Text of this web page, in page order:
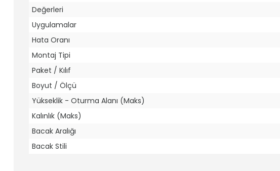
Değerleri
Uygulamalar
Hata Oranı
Montaj Tipi
Paket / Kılıf
Boyut / Ölçü
Yükseklik - Oturma Alanı (Maks)
Kalınlık (Maks)
Bacak Aralığı
Bacak Stili